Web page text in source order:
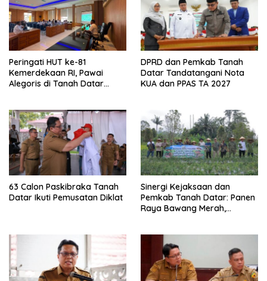
Peringati HUT ke-81
Kemerdekaan RI, Pawai
Alegoris di Tanah Datar
DPRD dan Pemkab Tanah
Datar Tandatangani Nota
KUA dan PPAS TA 2027
63 Calon Paskibraka Tanah
Datar Ikuti Pemusatan Diklat
Sinergi Kejaksaan dan
Pemkab Tanah Datar: Panen
Raya Bawang Merah,